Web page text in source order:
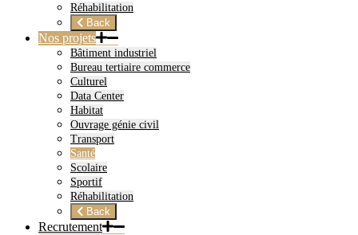
Réhabilitation
Back
Nos projets
Bâtiment industriel
Bureau tertiaire commerce
Culturel
Data Center
Habitat
Ouvrage génie civil
Transport
Santé
Scolaire
Sportif
Réhabilitation
Back
Recrutement